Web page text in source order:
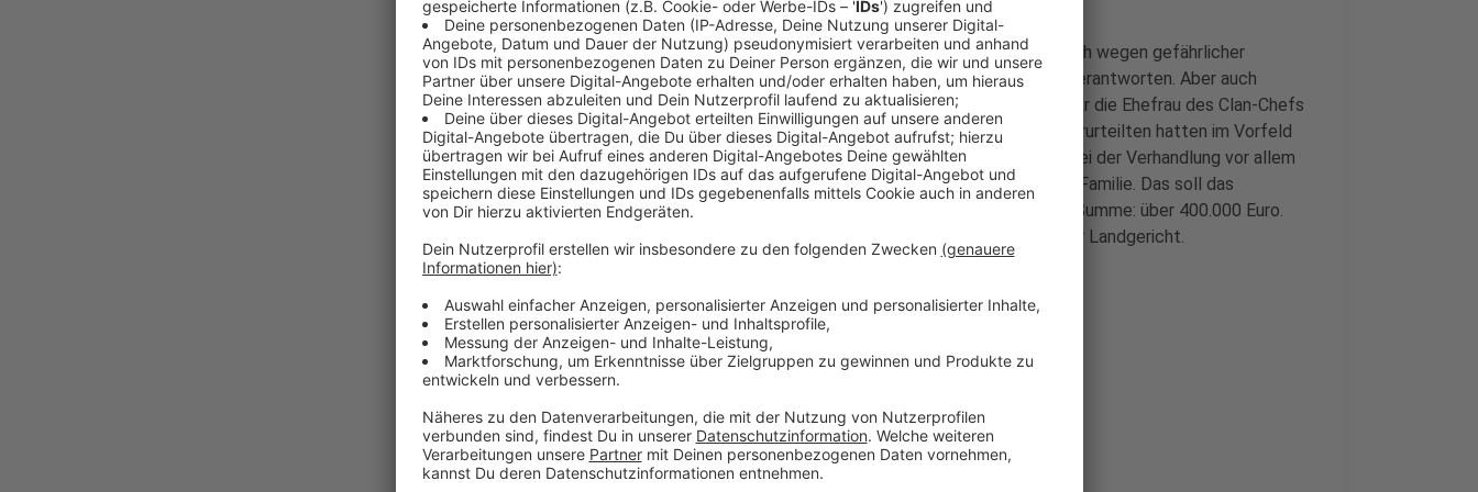
Für zwei seiner Söhne fallen jeweils drei Jahre an. Sie mussten sich wegen gefährlicher
Körperverletzung und gewerbs- sowie bandenmäßigen Betrugs verantworten. Aber auch
Bewährungsstrafen hat das Gericht ausgesprochen: zwei Jahre für die Ehefrau des Clan-Chefs
sowie ein Jahr und neun Monate für einen weiteren Sohn - alle Verurteilten hatten im Vorfeld
Geständnisse abgelegt. Neben Straftaten multipler Art ging es bei der Verhandlung vor allem
um das 1.700 Quadratmeter große Grundstück der Leverkusener Familie. Das soll das
Jobcenter durch falsch Angaben des Clans finanziert haben. Die Summe: über 400.000 Euro.
Das Anwesen werde jetzt eingezogen, heißt es vom Düsseldorfer Landgericht.
Weitere Meldungen aus Leverkusen:
Anzeige
Hohe Heizkosten: Zuschüsse für Leverkusener Tagesmütter